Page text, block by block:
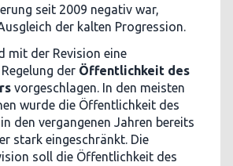
seit 2009 negativ war,
der kalten Progression.
mit der Revision eine
der Öffentlichkeit des
vorgeschlagen. In den meisten
wurde die Öffentlichkeit des
den vergangenen Jahren bereits
stark eingeschränkt. Die
soll die Öffentlichkeit des